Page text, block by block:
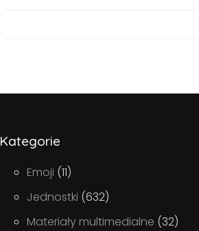
Kategorie
Emoji (11)
Jednostki (632)
Materiały multimedialne (32)